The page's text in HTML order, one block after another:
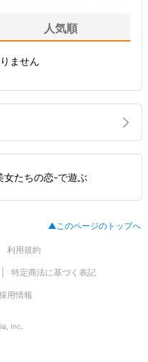
人気順
ません
女たちの恋-で遊ぶ
▲このページのトップへ
利用規約
特定商法に基づく表記
用情報
Inc.